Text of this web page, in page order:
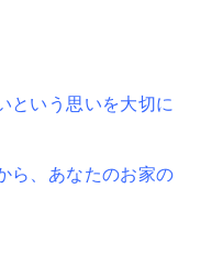
という思いを大切に
ら、あなたのお家の